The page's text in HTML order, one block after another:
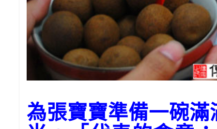
為張寶寶準備一碗滿